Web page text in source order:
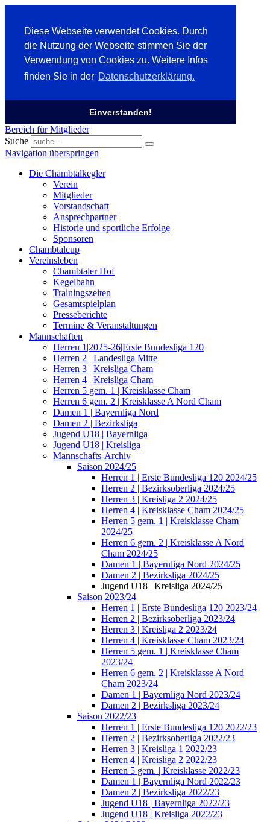
Diese Webseite verwendet Cookies. Durch
die Nutzung der Webseite stimmen Sie der
Verwendung von Cookies zu. Weitere Infos
finden Sie in der Datenschutzerklärung.
Einverstanden!
Bereich für Mitglieder
Suche
Navigation überspringen
Die Chambtalkegler
Verein
Mitglieder
Vorstandschaft
Ansprechpartner
Historie und sportliche Erfolge
Sponsoren
Chambtalcup
Vereinsleben
Chambtaler Hof
Kegelbahn
Trainingszeiten
Gesamtspielplan
Presseberichte
Termine & Veranstaltungen
Mannschaften
Herren 1|2025-26|Erste Bundesliga 120
Herren 2 | Landesliga Mitte
Herren 3 | Kreisliga Cham
Herren 4 | Kreisliga Cham
Herren 5 gem. 1 | Kreisklasse Cham
Herren 6 gem. 2 | Kreisklasse A Nord Cham
Damen 1 | Bayernliga Nord
Damen 2 | Bezirksliga
Jugend U18 | Bayernliga
Jugend U18 | Kreisliga
Mannschafts-Archiv
Saison 2024/25
Herren 1 | Erste Bundesliga 120 2024/25
Herren 2 | Bezirksoberliga 2024/25
Herren 3 | Kreisliga 2 2024/25
Herren 4 | Kreisklasse Cham 2024/25
Herren 5 gem. 1 | Kreisklasse Cham
2024/25
Herren 6 gem. 2 | Kreisklasse A Nord
Cham 2024/25
Damen 1 | Bayernliga Nord 2024/25
Damen 2 | Bezirksliga 2024/25
Jugend U18 | Kreisliga 2024/25
Saison 2023/24
Herren 1 | Erste Bundesliga 120 2023/24
Herren 2 | Bezirksoberliga 2023/24
Herren 3 | Kreisliga 2 2023/24
Herren 4 | Kreisklasse Cham 2023/24
Herren 5 gem. 1 | Kreisklasse Cham
2023/24
Herren 6 gem. 2 | Kreisklasse A Nord
Cham 2023/24
Damen 1 | Bayernliga Nord 2023/24
Damen 2 | Bezirksliga 2023/24
Saison 2022/23
Herren 1 | Erste Bundesliga 120 2022/23
Herren 2 | Bezirksoberliga 2022/23
Herren 3 | Kreisliga 1 2022/23
Herren 4 | Kreisliga 2 2022/23
Herren 5 gem. | Kreisklasse 2022/23
Damen 1 | Bayernliga Nord 2022/23
Damen 2 | Bezirksliga 2022/23
Jugend U18 | Bayernliga 2022/23
Jugend U18 | Kreisliga 2022/23